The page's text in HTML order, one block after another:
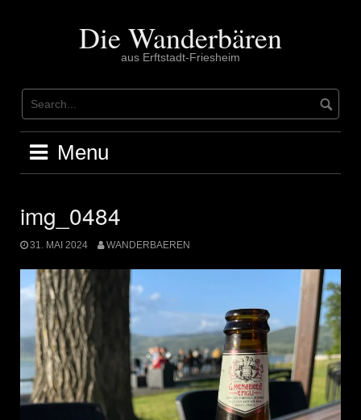
Die Wanderbären
aus Erftstadt-Friesheim
Menu
img_0484
31. MAI 2024 WANDERBAEREN